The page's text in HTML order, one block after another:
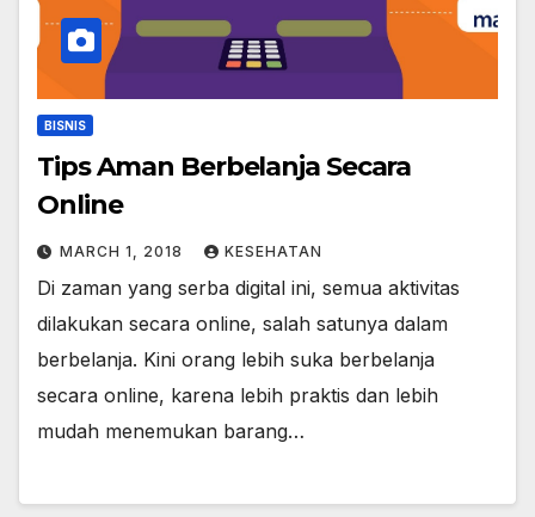
BISNIS
Tips Aman Berbelanja Secara
Online
MARCH 1, 2018 KESEHATAN
Di zaman yang serba digital ini, semua aktivitas
dilakukan secara online, salah satunya dalam
berbelanja. Kini orang lebih suka berbelanja
secara online, karena lebih praktis dan lebih
mudah menemukan barang…